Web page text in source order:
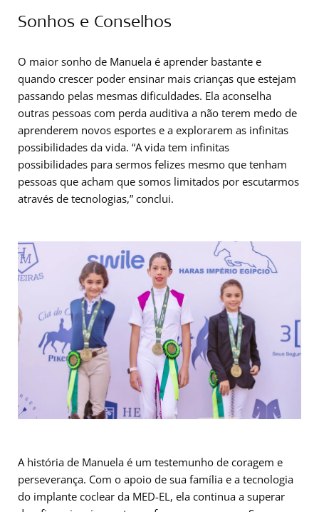
Sonhos e Conselhos
O maior sonho de Manuela é aprender bastante e
quando crescer poder ensinar mais crianças que estejam
passando pelas mesmas dificuldades. Ela aconselha
outras pessoas com perda auditiva a não terem medo de
aprenderem novos esportes e a explorarem as infinitas
possibilidades da vida. “A vida tem infinitas
possibilidades para sermos felizes mesmo que tenham
pessoas que acham que somos limitados por escutarmos
através de tecnologias,” conclui.
A história de Manuela é um testemunho de coragem e
perseverança. Com o apoio de sua família e a tecnologia
do implante coclear da MED-EL, ela continua a superar